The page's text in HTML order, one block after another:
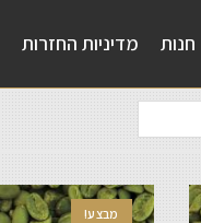
חנות מדיניות החזרות
מבצע!